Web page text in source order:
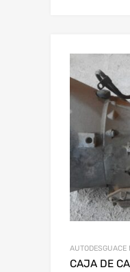
AUTODESGUACE
CAJA DE